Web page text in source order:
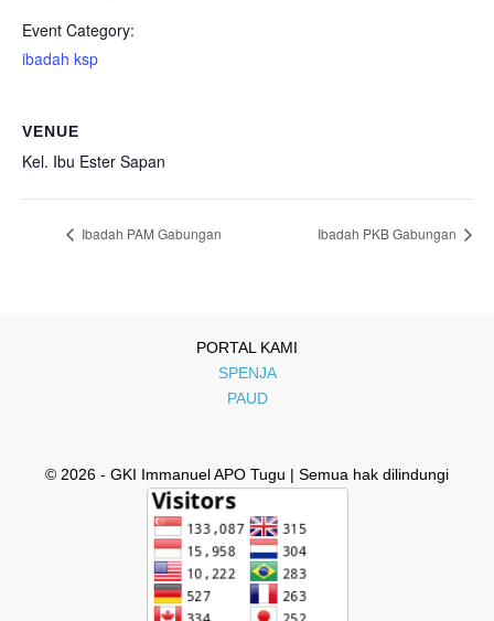
Event Category:
ibadah ksp
VENUE
Kel. Ibu Ester Sapan
Ibadah PAM Gabungan Ibadah PKB Gabungan
PORTAL KAMI
SPENJA
PAUD
© 2026 - GKI Immanuel APO Tugu | Semua hak dilindungi